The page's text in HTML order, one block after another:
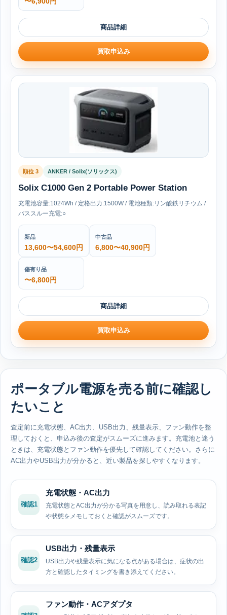
商品詳細
買取申込み
順位 3 ANKER / Solix(ソリックス)
Solix C1000 Gen 2 Portable Power Station
充電池容量:1024Wh / 定格出力:1500W / 電池種類:リン酸鉄リチウム /
パススルー充電:○
新品
13,600〜54,600円
中古品
6,800〜40,900円
傷有り品
〜6,800円
商品詳細
買取申込み
ポータブル電源を売る前に確認し
たいこと
査定前に充電状態、AC出力、USB出力、残量表示、ファン動作を整
理しておくと、申込み後の査定がスムーズに進みます。充電池と迷う
ときは、充電状態とファン動作を優先して確認してください。さらに
AC出力やUSB出力が分かると、近い製品を探しやすくなります。
確認1
充電状態・AC出力
充電状態とAC出力が分かる写真を用意し、読み取れる表記
や状態をメモしておくと確認がスムーズです。
確認2
USB出力・残量表示
USB出力や残量表示に気になる点がある場合は、症状の出
方と確認したタイミングを書き添えてください。
ファン動作・ACアダプタ